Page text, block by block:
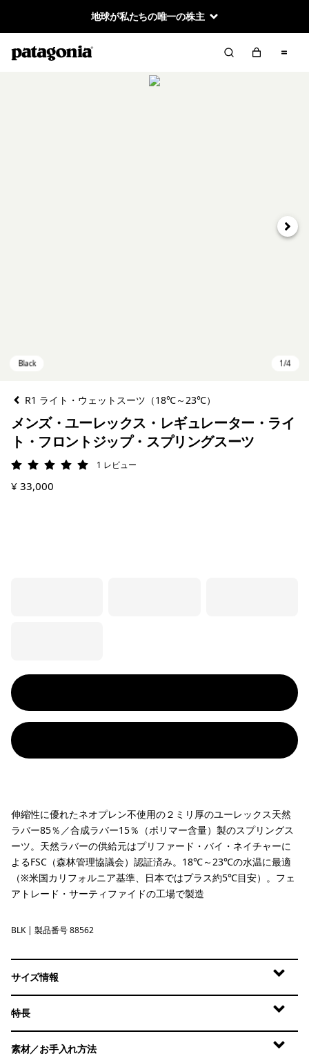
地球が私たちの唯一の株主
次へ
R1 ライト・ウェットスーツ（18℃～23℃）
メンズ・ユーレックス・レギュレーター・ライ
ト・フロントジップ・スプリングスーツ
評価: 5 / 5 1 レビュー
¥ 33,000
伸縮性に優れたネオプレン不使用の２ミリ厚のユーレックス天然
ラバー85％／合成ラバー15％（ポリマー含量）製のスプリングス
ーツ。天然ラバーの供給元はプリファード・バイ・ネイチャーに
よるFSC（森林管理協議会）認証済み。18℃～23℃の水温に最適
（※米国カリフォルニア基準、日本ではプラス約5℃目安）。フェ
アトレード・サーティファイドの工場で製造
Black
BLK | 製品番号 88562
サイズ情報
特長
素材／お手入れ方法